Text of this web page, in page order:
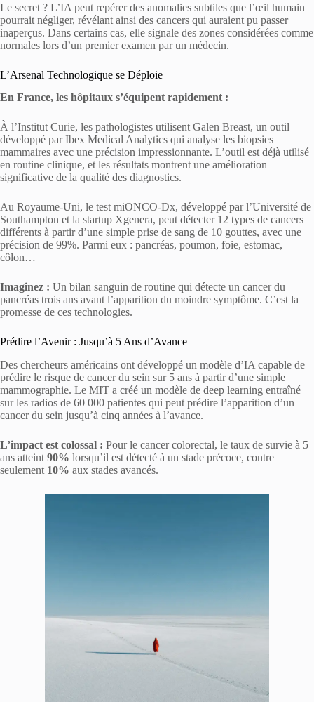
Le secret ? L’IA peut repérer des anomalies subtiles que l’œil humain
pourrait négliger, révélant ainsi des cancers qui auraient pu passer
inaperçus. Dans certains cas, elle signale des zones considérées comme
normales lors d’un premier examen par un médecin.
L’Arsenal Technologique se Déploie
En France, les hôpitaux s’équipent rapidement :
À l’Institut Curie, les pathologistes utilisent Galen Breast, un outil
développé par Ibex Medical Analytics qui analyse les biopsies
mammaires avec une précision impressionnante. L’outil est déjà utilisé
en routine clinique, et les résultats montrent une amélioration
significative de la qualité des diagnostics.
Au Royaume-Uni, le test miONCO-Dx, développé par l’Université de
Southampton et la startup Xgenera, peut détecter 12 types de cancers
différents à partir d’une simple prise de sang de 10 gouttes, avec une
précision de 99%. Parmi eux : pancréas, poumon, foie, estomac,
côlon…
Imaginez : Un bilan sanguin de routine qui détecte un cancer du
pancréas trois ans avant l’apparition du moindre symptôme. C’est la
promesse de ces technologies.
Prédire l’Avenir : Jusqu’à 5 Ans d’Avance
Des chercheurs américains ont développé un modèle d’IA capable de
prédire le risque de cancer du sein sur 5 ans à partir d’une simple
mammographie. Le MIT a créé un modèle de deep learning entraîné
sur les radios de 60 000 patientes qui peut prédire l’apparition d’un
cancer du sein jusqu’à cinq années à l’avance.
L’impact est colossal : Pour le cancer colorectal, le taux de survie à 5
ans atteint 90% lorsqu’il est détecté à un stade précoce, contre
seulement 10% aux stades avancés.